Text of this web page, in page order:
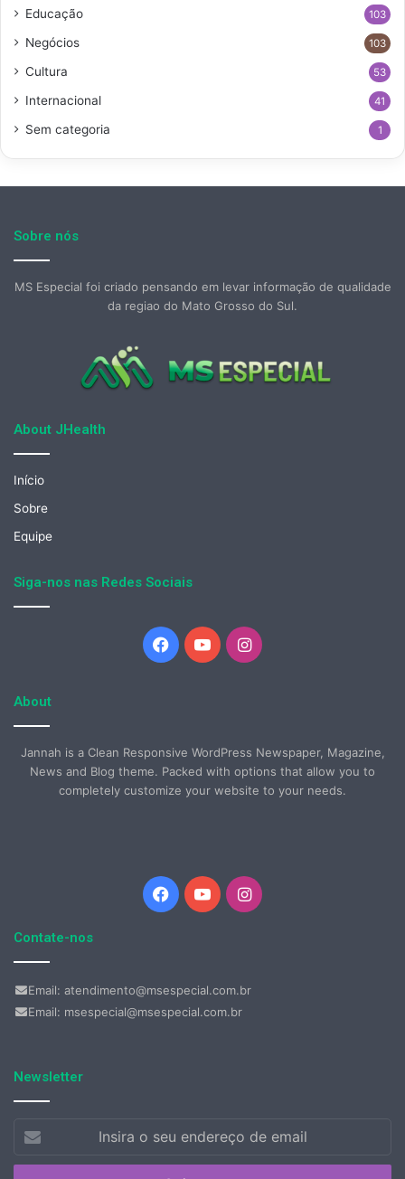
Educação 103
Negócios 103
Cultura 53
Internacional 41
Sem categoria 1
Sobre nós
MS Especial foi criado pensando em levar informação de qualidade
da regiao do Mato Grosso do Sul.
About JHealth
Início
Sobre
Equipe
Siga-nos nas Redes Sociais
Facebook
YouTubeInstagram
About
Jannah is a Clean Responsive WordPress Newspaper, Magazine,
News and Blog theme. Packed with options that allow you to
completely customize your website to your needs.
Facebook
YouTubeInstagram
Contate-nos
Email: atendimento@msespecial.com.br
Email: msespecial@msespecial.com.br
Newsletter
seu